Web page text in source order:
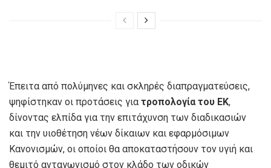
Έπειτα από πολύμηνες και σκληρές διαπραγματεύσεις,
ψηφίστηκαν οι προτάσεις για τροπολογία του ΕΚ,
δίνοντας ελπίδα για την επιτάχυνση των διαδικασιών
και την υιοθέτηση νέων δίκαιων και εφαρμόσιμων
Κανονισμών, οι οποίοι θα αποκαταστήσουν τον υγιή και
θεμιτό ανταγωνισμό στον κλάδο των οδικών